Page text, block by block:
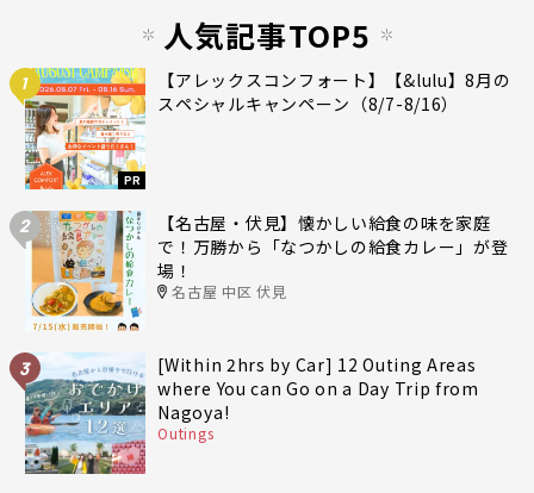
人気記事TOP5
1
PR
【アレックスコンフォート】【&lulu】8月の
スペシャルキャンペーン（8/7-8/16）
2
【名古屋・伏見】懐かしい給食の味を家庭
で！万勝から「なつかしの給食カレー」が登
場！
名古屋 中区 伏見
3
[Within 2hrs by Car] 12 Outing Areas
where You can Go on a Day Trip from
Nagoya!
Outings